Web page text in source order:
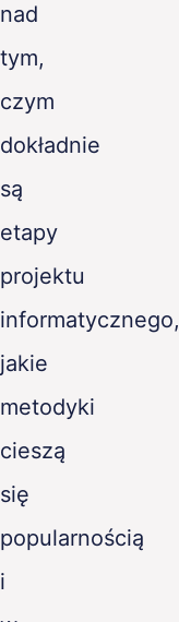
nad
tym,
czym
dokładnie
są
etapy
projektu
informatycznego,
jakie
metodyki
cieszą
się
popularnością
i